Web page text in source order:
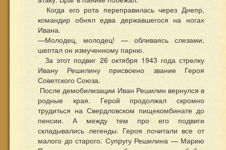
Когда его рота переправилась через Днепр,
командир обнял едва державшегося на ногах
Ивана.
—Молодец, молодец! — обливаясь слезами,
шептал он измученному парню.
За этот подвиг 26 октября 1943 года стрелку
Ивану Решилину присвоено звание Героя
Советского Союза.
После демобилизации Иван Решилин вернулся в
родные края. Герой продолжал скромно
трудиться на Свердловском пищекомбинате до
пенсии. А между тем про его подвиги
складывались легенды. Героя почитали все от
малого до старого. Супругу Решилина — Марию